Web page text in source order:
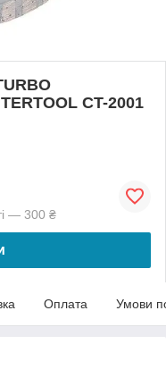
CT-2001
— 300 ₴
Оплата Умови